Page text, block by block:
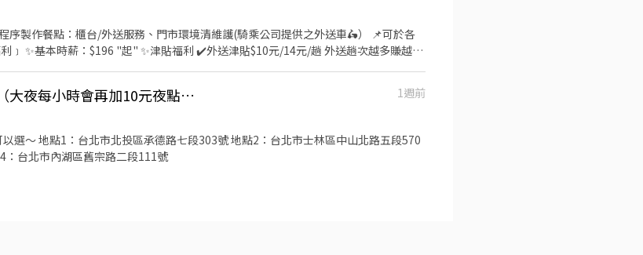
餐員餐 ✔️生日/節慶禮卷： 你生日我慶祝，生日當月我們提
貼 好好享受幸福人生🧏🏻‍♀️ 🔅詳細工作時間於面試時告知📝
上26天8小時的班，領43000元（大夜每小時會再加10元夜點費）
1週前
選～ 地點1：台北市北投區承德路七段303號 地點2：台北市士林區中山北路五段570
：台北市內湖區舊宗路二段111號